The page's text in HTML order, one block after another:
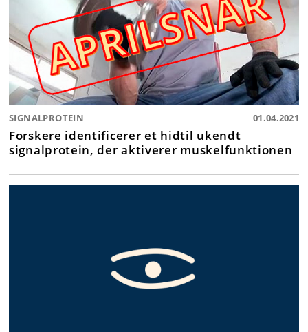
SIGNALPROTEIN 01.04.2021
Forskere identificerer et hidtil ukendt
signalprotein, der aktiverer muskelfunktionen